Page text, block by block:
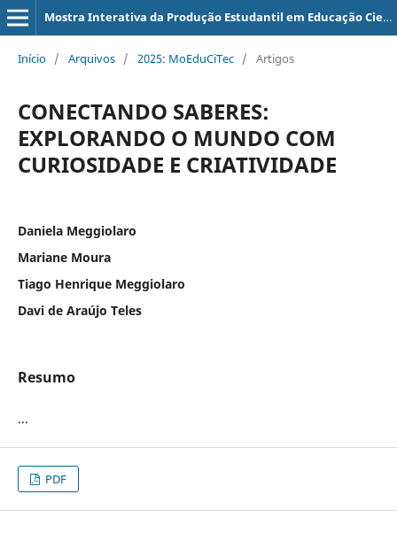
Mostra Interativa da Produção Estudantil em Educação Científica e Tecnológica
Início / Arquivos / 2025: MoEduCiTec / Artigos
CONECTANDO SABERES:
EXPLORANDO O MUNDO COM
CURIOSIDADE E CRIATIVIDADE
Daniela Meggiolaro
Mariane Moura
Tiago Henrique Meggiolaro
Davi de Araújo Teles
Resumo
...
PDF